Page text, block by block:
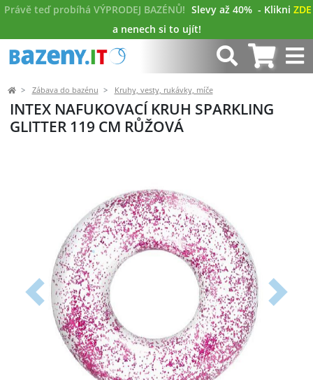
Právě teď probíhá VÝPRODEJ BAZÉNŮ! Slevy až 40% - Klikni ZDE
a nenech si to ujít!
Zábava do bazénu Kruhy, vesty, rukávky, míče
INTEX NAFUKOVACÍ KRUH SPARKLING
GLITTER 119 CM RŮŽOVÁ
Předchozí Další